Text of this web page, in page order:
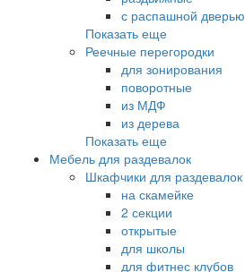
с распашной дверью
Показать еще
Реечные перегородки
для зонирования
поворотные
из МДФ
из дерева
Показать еще
Мебель для раздевалок
Шкафчики для раздевалок
на скамейке
2 секции
открытые
для школы
для фитнес клубов